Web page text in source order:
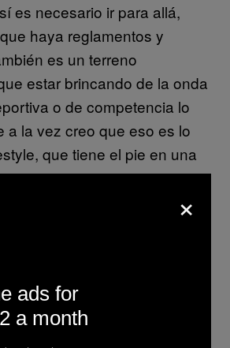
es necesario ir para allá,
haya reglamentos y
es un terreno
estar brincando de la onda
o de competencia lo
a la vez creo que eso es lo
que tiene el pie en una
profesionalización de esto,
×
ads for
a month